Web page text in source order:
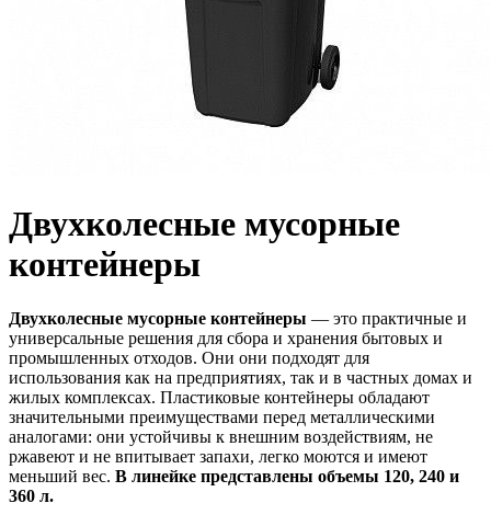
Двухколесные мусорные
контейнеры
Двухколесные мусорные контейнеры — это практичные и
универсальные решения для сбора и хранения бытовых и
промышленных отходов. Они они подходят для
использования как на предприятиях, так и в частных домах и
жилых комплексах. Пластиковые контейнеры обладают
значительными преимуществами перед металлическими
аналогами: они устойчивы к внешним воздействиям, не
ржавеют и не впитывает запахи, легко моются и имеют
меньший вес. В линейке представлены объемы 120, 240 и
360 л.